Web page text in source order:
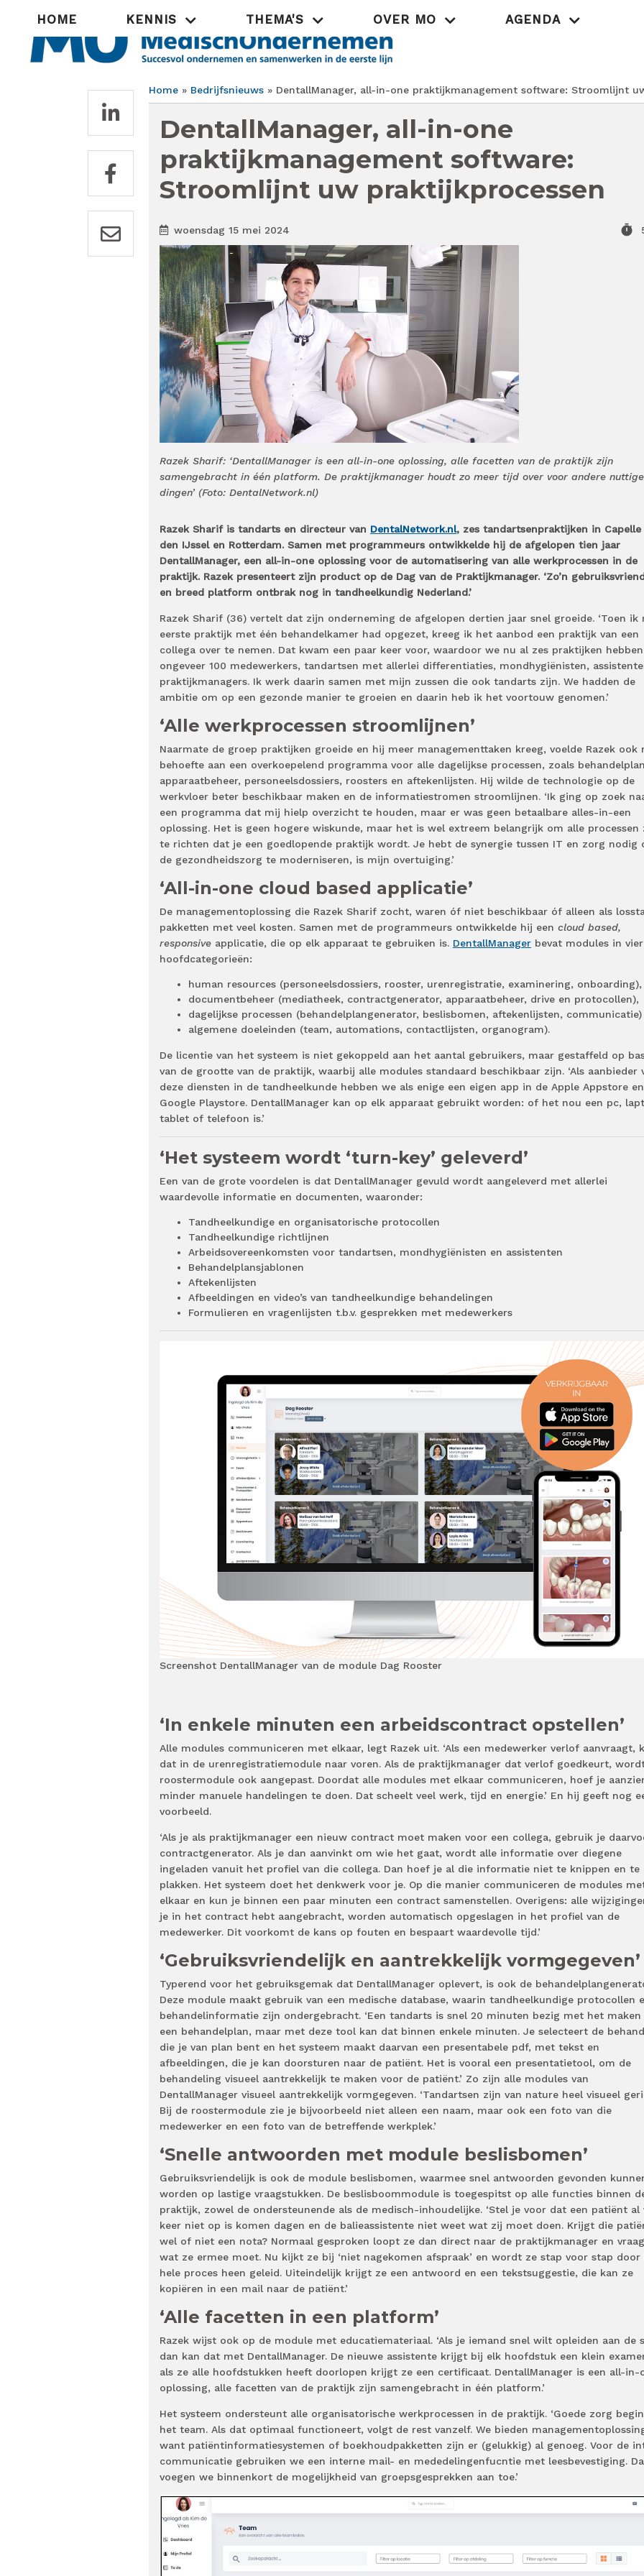
Hoofdnavigatie
HOME KENNIS THEMA'S OVER MO AGENDA
Home Bedrijfsnieuws DentallManager, all-in-one praktijkmanagement software: Stroomlijnt
DentallManager, all-in-one
praktijkmanagement software:
Stroomlijnt uw praktijkprocessen
woensdag 15 mei 2024 timer
Razek Sharif: ‘DentallManager is een all-in-one oplossing, alle facetten van de praktijk zijn
samengebracht in één platform. De praktijkmanager houdt zo meer tijd over voor andere nuttige
dingen’ (Foto: DentalNetwork.nl)
Razek Sharif is tandarts en directeur van DentalNetwork.nl, zes tandartsenpraktijken in Capelle
den IJssel en Rotterdam. Samen met programmeurs ontwikkelde hij de afgelopen tien jaar
DentallManager, een all-in-one oplossing voor de automatisering van alle werkprocessen in de
praktijk. Razek presenteert zijn product op de Dag van de Praktijkmanager. ‘Zo’n
en breed platform ontbrak nog in tandheelkundig Nederland.’
Razek Sharif (36) vertelt dat zijn onderneming de afgelopen dertien jaar snel groeide. ‘Toen ik
eerste praktijk met één behandelkamer had opgezet, kreeg ik het aanbod een praktijk van een
collega over te nemen. Dat kwam een paar keer voor, waardoor we nu al zes praktijken
ongeveer 100 medewerkers, tandartsen met allerlei differentiaties, mondhygiënisten,
praktijkmanagers. Ik werk daarin samen met mijn zussen die ook tandarts zijn. We hadden de
ambitie om op een gezonde manier te groeien en daarin heb ik het voortouw genomen.’
‘Alle werkprocessen stroomlijnen’
Naarmate de groep praktijken groeide en hij meer managementtaken kreeg, voelde Razek ook
behoefte aan een overkoepelend programma voor alle dagelijkse processen, zoals
apparaatbeheer, personeelsdossiers, roosters en aftekenlijsten. Hij wilde de technologie op de
werkvloer beter beschikbaar maken en de informatiestromen stroomlijnen. ‘Ik ging op zoek
een programma dat mij hielp overzicht te houden, maar er was geen betaalbare alles-in-een
oplossing. Het is geen hogere wiskunde, maar het is wel extreem belangrijk om alle processen
te richten dat je een goedlopende praktijk wordt. Je hebt de synergie tussen IT en zorg nodig
de gezondheidszorg te moderniseren, is mijn overtuiging.’
‘All-in-one cloud based applicatie’
De managementoplossing die Razek Sharif zocht, waren óf niet beschikbaar óf alleen als
pakketten met veel kosten. Samen met de programmeurs ontwikkelde hij een cloud based,
responsive applicatie, die op elk apparaat te gebruiken is. DentallManager bevat modules in vier
hoofdcategorieën:
human resources (personeelsdossiers, rooster, urenregistratie, examinering, onboarding),
documentbeheer (mediatheek, contractgenerator, apparaatbeheer, drive en protocollen),
dagelijkse processen (behandelplangenerator, beslisbomen, aftekenlijsten, communicatie)
algemene doeleinden (team, automations, contactlijsten, organogram).
De licentie van het systeem is niet gekoppeld aan het aantal gebruikers, maar gestaffeld op
van de grootte van de praktijk, waarbij alle modules standaard beschikbaar zijn. ‘Als aanbieder
deze diensten in de tandheelkunde hebben we als enige een eigen app in de Apple Appstore
Google Playstore. DentallManager kan op elk apparaat gebruikt worden: of het nou een pc,
tablet of telefoon is.’
‘Het systeem wordt ‘turn-key’ geleverd’
Een van de grote voordelen is dat DentallManager gevuld wordt aangeleverd met allerlei
waardevolle informatie en documenten, waaronder:
Tandheelkundige en organisatorische protocollen
Tandheelkundige richtlijnen
Arbeidsovereenkomsten voor tandartsen, mondhygiënisten en assistenten
Behandelplansjablonen
Aftekenlijsten
Afbeeldingen en video’s van tandheelkundige behandelingen
Formulieren en vragenlijsten t.b.v. gesprekken met medewerkers
Screenshot DentallManager van de module Dag Rooster
‘In enkele minuten een arbeidscontract opstellen’
Alle modules communiceren met elkaar, legt Razek uit. ‘Als een medewerker verlof aanvraagt,
dat in de urenregistratiemodule naar voren. Als de praktijkmanager dat verlof goedkeurt,
roostermodule ook aangepast. Doordat alle modules met elkaar communiceren, hoef je
minder manuele handelingen te doen. Dat scheelt veel werk, tijd en energie.’ En hij geeft nog
voorbeeld.
‘Als je als praktijkmanager een nieuw contract moet maken voor een collega, gebruik je
contractgenerator. Als je dan aanvinkt om wie het gaat, wordt alle informatie over diegene
ingeladen vanuit het profiel van die collega. Dan hoef je al die informatie niet te knippen en te
plakken. Het systeem doet het denkwerk voor je. Op die manier communiceren de modules
elkaar en kun je binnen een paar minuten een contract samenstellen. Overigens: alle
je in het contract hebt aangebracht, worden automatisch opgeslagen in het profiel van de
medewerker. Dit voorkomt de kans op fouten en bespaart waardevolle tijd.’
‘Gebruiksvriendelijk en aantrekkelijk vormgegeven’
Typerend voor het gebruiksgemak dat DentallManager oplevert, is ook de
Deze module maakt gebruik van een medische database, waarin tandheelkundige protocollen
behandelinformatie zijn ondergebracht. ‘Een tandarts is snel 20 minuten bezig met het maken
een behandelplan, maar met deze tool kan dat binnen enkele minuten. Je selecteert de
die je van plan bent en het systeem maakt daarvan een presentabele pdf, met tekst en
afbeeldingen, die je kan doorsturen naar de patiënt. Het is vooral een presentatietool, om de
behandeling visueel aantrekkelijk te maken voor de patiënt.’ Zo zijn alle modules van
DentallManager visueel aantrekkelijk vormgegeven. ‘Tandartsen zijn van nature heel visueel
Bij de roostermodule zie je bijvoorbeeld niet alleen een naam, maar ook een foto van die
medewerker en een foto van de betreffende werkplek.’
‘Snelle antwoorden met module beslisbomen’
Gebruiksvriendelijk is ook de module beslisbomen, waarmee snel antwoorden gevonden
worden op lastige vraagstukken. De beslisboommodule is toegespitst op alle functies binnen
praktijk, zowel de ondersteunende als de medisch-inhoudelijke. ‘Stel je voor dat een patiënt al
keer niet op is komen dagen en de balieassistente niet weet wat zij moet doen. Krijgt die
wel of niet een nota? Normaal gesproken loopt ze dan direct naar de praktijkmanager en
wat ze ermee moet. Nu kijkt ze bij ‘niet nagekomen afspraak’ en wordt ze stap voor stap door
hele proces heen geleid. Uiteindelijk krijgt ze een antwoord en een tekstsuggestie, die kan ze
kopiëren in een mail naar de patiënt.’
‘Alle facetten in een platform’
Razek wijst ook op de module met educatiemateriaal. ‘Als je iemand snel wilt opleiden aan de
dan kan dat met DentallManager. De nieuwe assistente krijgt bij elk hoofdstuk een klein
als ze alle hoofdstukken heeft doorlopen krijgt ze een certificaat. DentallManager is een all-in-
oplossing, alle facetten van de praktijk zijn samengebracht in één platform.’
Het systeem ondersteunt alle organisatorische werkprocessen in de praktijk. ‘Goede zorg
het team. Als dat optimaal functioneert, volgt de rest vanzelf. We bieden
want patiëntinformatiesystemen of boekhoudpakketten zijn er (gelukkig) al genoeg. Voor de
communicatie gebruiken we een interne mail- en mededelingenfucntie met leesbevestiging.
voegen we binnenkort de mogelijkheid van groepsgesprekken aan toe.’